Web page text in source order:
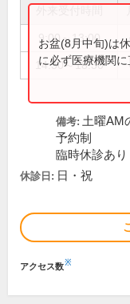
9:00～13:00
14:30～18:30
お盆(8月中旬)は
に必ず医療機関に
備考: 土曜AM
予約制
臨時休診あり
休診日: 日・祝
アクセス数※